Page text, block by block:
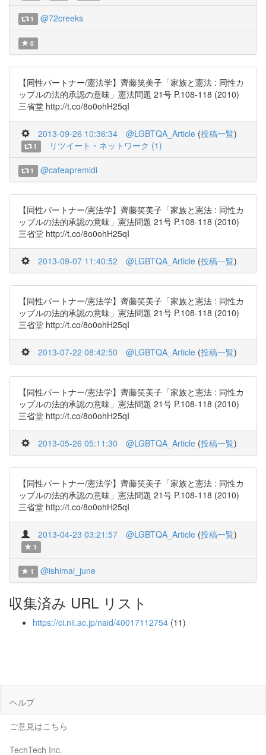
1 @72creeks
0
【同性パートナー/憲法学】齊藤笑美子「家族と憲法 : 同性カ
ップルの法的承認の意味」憲法問題 21号 P.108-118 (2010)
三省堂 http://t.co/8o0ohH25qI
2013-09-26 10:36:34 @LGBTQA_Article (投稿一覧)
1 リツイート・ネットワーク (1)
1 @cafeapremidi
【同性パートナー/憲法学】齊藤笑美子「家族と憲法 : 同性カ
ップルの法的承認の意味」憲法問題 21号 P.108-118 (2010)
三省堂 http://t.co/8o0ohH25qI
2013-09-07 11:40:52 @LGBTQA_Article (投稿一覧)
【同性パートナー/憲法学】齊藤笑美子「家族と憲法 : 同性カ
ップルの法的承認の意味」憲法問題 21号 P.108-118 (2010)
三省堂 http://t.co/8o0ohH25qI
2013-07-22 08:42:50 @LGBTQA_Article (投稿一覧)
【同性パートナー/憲法学】齊藤笑美子「家族と憲法 : 同性カ
ップルの法的承認の意味」憲法問題 21号 P.108-118 (2010)
三省堂 http://t.co/8o0ohH25qI
2013-05-26 05:11:30 @LGBTQA_Article (投稿一覧)
【同性パートナー/憲法学】齊藤笑美子「家族と憲法 : 同性カ
ップルの法的承認の意味」憲法問題 21号 P.108-118 (2010)
三省堂 http://t.co/8o0ohH25qI
2013-04-23 03:21:57 @LGBTQA_Article (投稿一覧)
1
1 @ishimai_june
収集済み URL リスト
https://ci.nii.ac.jp/naid/40017112754 (11)
ヘルプ
ご意見はこちら
TechTech Inc.